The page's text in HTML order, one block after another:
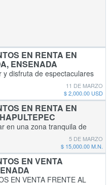
EN RENTA EN
ENSENADA
y disfruta de espectaculares
los días, en uno de los
tranquilos y exclusivos
DEL
11 DE MARZO
$ 2,000.00 USD
EN RENTA EN
en una zona tranquila de
✅ 2 recámaras con
TV) ✅ 1 baño completo ✅
5 DE MARZO
$ 15,000.00 M.N.
EN VENTA
EN VENTA FRENTE AL